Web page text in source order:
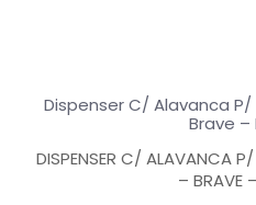
Dispenser C/ Alavanca
Brave –
DISPENSER C/ ALAVANCA
– BRAVE